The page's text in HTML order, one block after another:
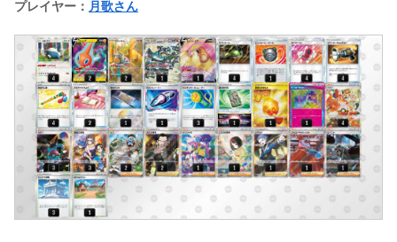
プレイヤー： 月歌さん